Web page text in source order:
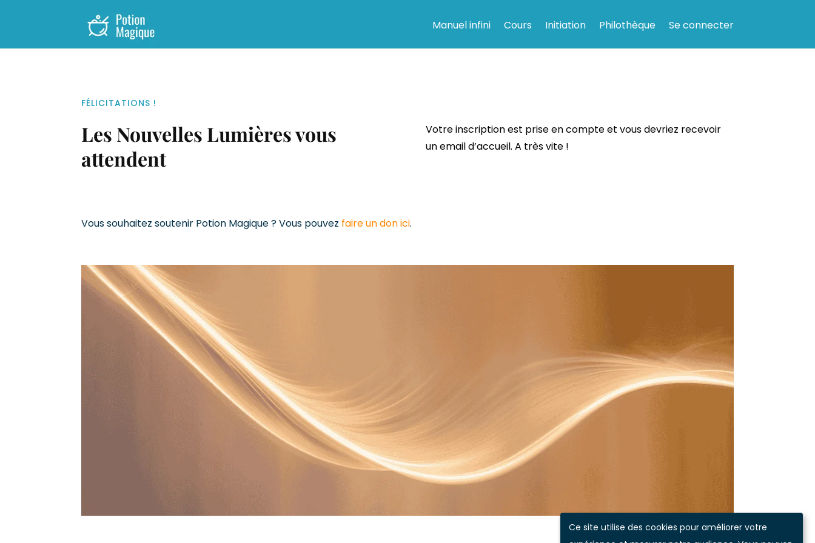
Manuel infini Cours Initiation Philothèque Se connecter
FÉLICITATIONS !
Les Nouvelles Lumières vous
attendent
Votre inscription est prise en compte et vous devriez recevoir
un email d’accueil. A très vite !
Vous souhaitez soutenir Potion Magique ? Vous pouvez faire un don ici.
Ce site utilise des cookies pour améliorer votre